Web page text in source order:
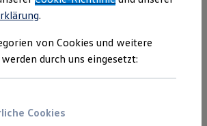
Fahrzeuge
Marktplatz
bei Gebrauchtwagen
.
von Cookies und weitere
durch uns eingesetzt:
Cookies